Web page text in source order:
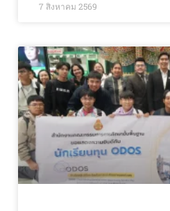
7 สิงหาคม 2569